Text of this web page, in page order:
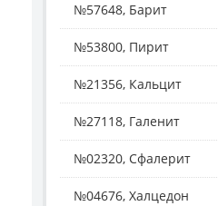
№57648, Барит
№53800, Пирит
№21356, Кальцит
№27118, Галенит
№02320, Сфалерит
№04676, Халцедон